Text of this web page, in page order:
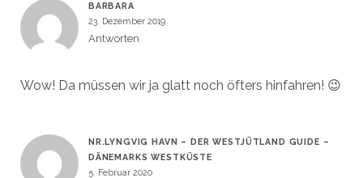
BARBARA
23. Dezember 2019
Antworten
Wow! Da müssen wir ja glatt noch öfters hinfahren! 😉
NR.LYNGVIG HAVN – DER WESTJÜTLAND GUIDE –
DÄNEMARKS WESTKÜSTE
5. Februar 2020